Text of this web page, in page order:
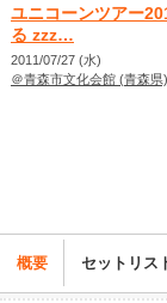
ユニコーンツアー
る zzz…
2011/07/27 (水)
＠青森市文化会館 (青森県)
概要 セットリス